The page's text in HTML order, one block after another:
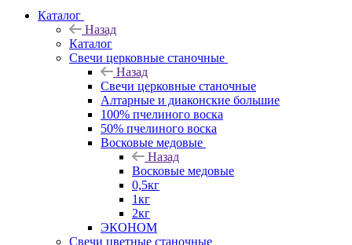
Каталог
Назад
Каталог
Свечи церковные станочные
Назад
Свечи церковные станочные
Алтарные и диаконские большие
100% пчелиного воска
50% пчелиного воска
Восковые медовые
Назад
Восковые медовые
0,5кг
1кг
2кг
ЭКОНОМ
Свечи цветные станочные